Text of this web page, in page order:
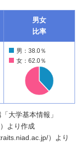
男女
比率
男：38.0％
女：62.0％
大学基本情報」
より作成
）より